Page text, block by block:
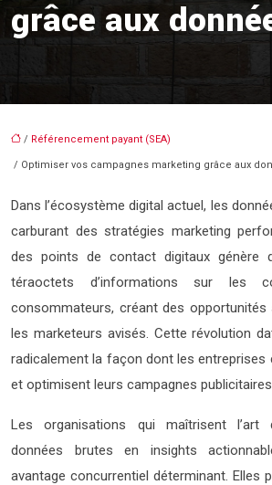
grâce aux
/ Référencement payant (SEA)
/ Optimiser vos campagnes marketing grâce aux
Dans l’écosystème digital actuel, les
carburant des stratégies marketing
des points de contact digitaux génère
téraoctets d’informations sur les
consommateurs, créant des opportunités
les marketeurs avisés. Cette révolution
radicalement la façon dont les entreprises
et optimisent leurs campagnes
Les organisations qui maîtrisent l’art
données brutes en insights
avantage concurrentiel déterminant. Elles